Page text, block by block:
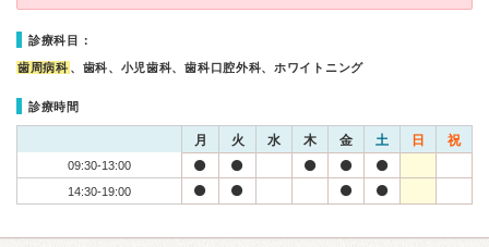
診療科目：
歯周病科 、歯科、小児歯科、歯科口腔外科、ホワイトニング
診療時間
月 火 水 木 金 土 日 祝
09:30-13:00
14:30-19:00